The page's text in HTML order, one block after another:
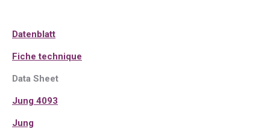
Datenblatt
Fiche technique
Data Sheet
Jung 4093
Jung